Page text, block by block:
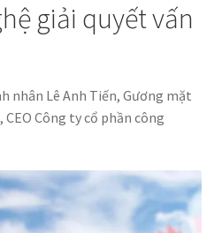
giải quyết vấn
nhân Lê Anh Tiến, Gương mặt
Công ty cổ phần công